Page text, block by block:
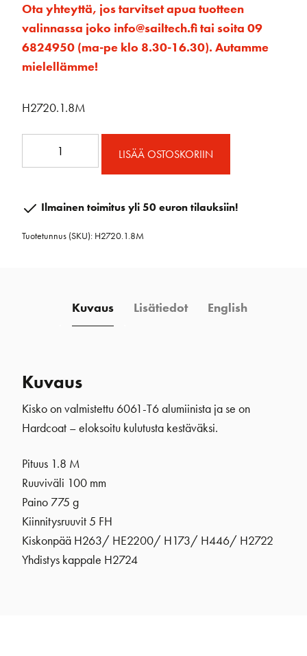
Ota yhteyttä, jos tarvitset apua tuotteen
valinnassa joko info@sailtech.fi tai soita 09
6824950 (ma-pe klo 8.30-16.30). Autamme
mielellämme!
H2720.1.8M
kisko
määrä
LISÄÄ OSTOSKORIIN
Ilmainen toimitus yli 50 euron tilauksiin!
Tuotetunnus (SKU): H2720.1.8M
Kuvaus Lisätiedot English
Kuvaus
Kisko on valmistettu 6061-T6 alumiinista ja se on
Hardcoat – eloksoitu kulutusta kestäväksi.
Pituus 1.8 M
Ruuviväli 100 mm
Paino 775 g
Kiinnitysruuvit 5 FH
Kiskonpää H263/ HE2200/ H173/ H446/ H2722
Yhdistys kappale H2724